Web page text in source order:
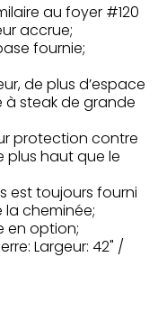
au foyer #120
accrue;
fournie;
de plus d’espace
à steak de grande
protection contre
plus haut que le
est toujours fourni
cheminée;
en option;
Largeur: 42" /